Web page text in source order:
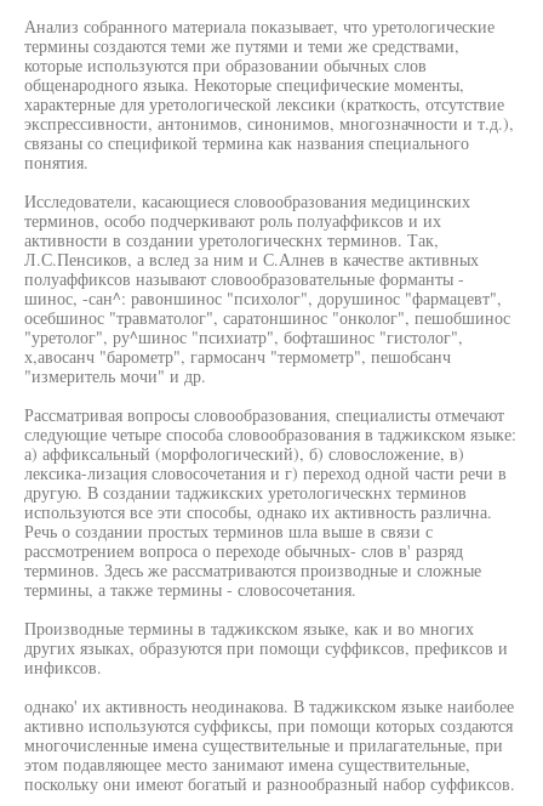
Анализ собранного материала показывает, что уретологические
термины создаются теми же путями и теми же средствами,
которые используются при образовании обычных слов
общенародного языка. Некоторые специфические моменты,
характерные для уретологической лексики (краткость, отсутствие
экспрессивности, антонимов, синонимов, многозначности и т.д.),
связаны со спецификой термина как названия специального
понятия.
Исследователи, касающиеся словообразования медицинских
терминов, особо подчеркивают роль полуаффиксов и их
активности в создании уретологическнх терминов. Так,
Л.С.Пенсиков, а вслед за ним и С.Алнев в качестве активных
полуаффиксов называют словообразовательные форманты -
шинос, -сан^: равоншинос "психолог", дорушинос "фармацевт",
осебшинос "травматолог", саратоншинос "онколог", пешобшинос
"уретолог", ру^шинос "психиатр", бофташинос "гистолог",
х,авосанч "барометр", гармосанч "термометр", пешобсанч
"измеритель мочи" и др.
Рассматривая вопросы словообразования, специалисты отмечают
следующие четыре способа словообразования в таджикском языке:
а) аффиксальный (морфологический), б) словосложение, в)
лексика-лизация словосочетания и г) переход одной части речи в
другую. В создании таджикских уретологическнх терминов
используются все эти способы, однако их активность различна.
Речь о создании простых терминов шла выше в связи с
рассмотрением вопроса о переходе обычных- слов в' разряд
терминов. Здесь же рассматриваются производные и сложные
термины, а также термины - словосочетания.
Производные термины в таджикском языке, как и во многих
других языках, образуются при помощи суффиксов, префиксов и
инфиксов.
однако' их активность неодинакова. В таджикском языке наиболее
активно используются суффиксы, при помощи которых создаются
многочисленные имена существительные и прилагательные, при
этом подавляющее место занимают имена существительные,
поскольку они имеют богатый и разнообразный набор суффиксов.